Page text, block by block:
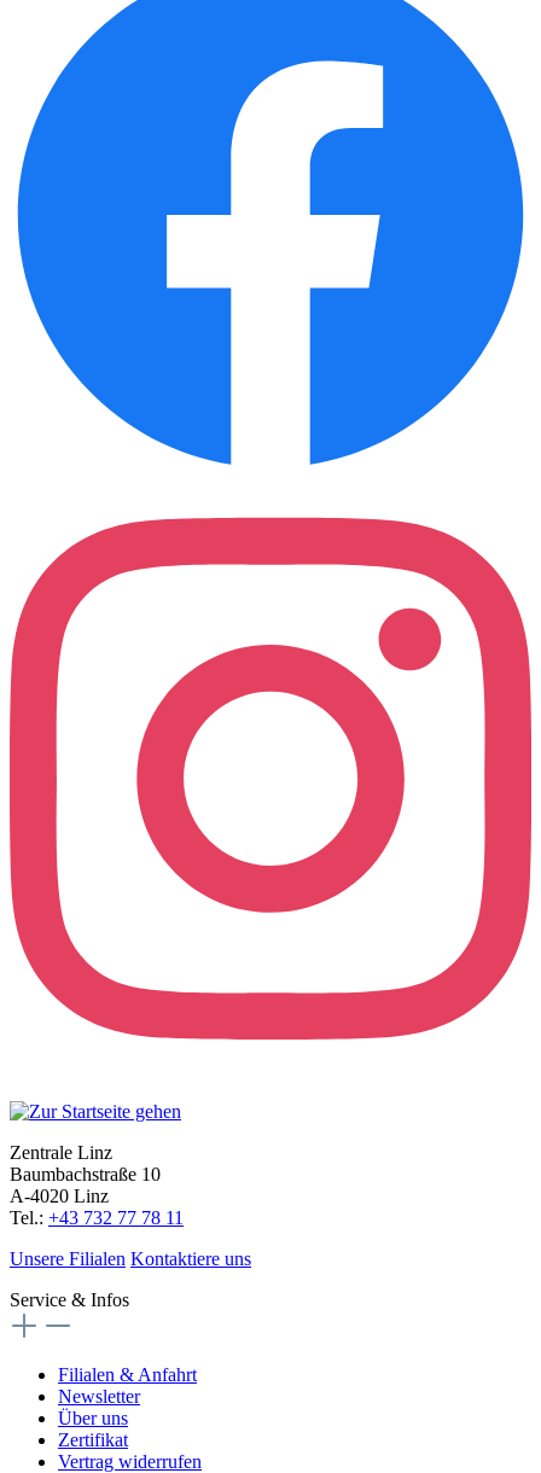
Zentrale Linz
Baumbachstraße 10
A-4020 Linz
Tel.: +43 732 77 78 11
Unsere Filialen Kontaktiere uns
Service & Infos
Filialen & Anfahrt
Newsletter
Über uns
Zertifikat
Vertrag widerrufen